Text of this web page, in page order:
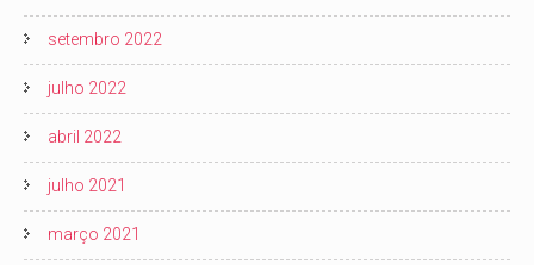
setembro 2022
julho 2022
abril 2022
julho 2021
março 2021